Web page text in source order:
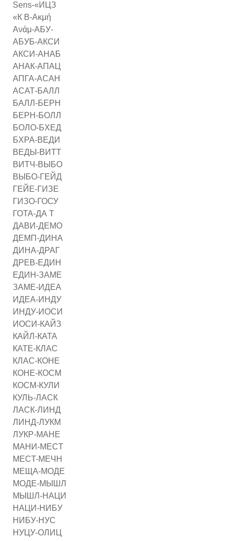
Sens-«ИЦЗ
«К В-Ακμή
Ανάμ-АБУ-
АБУБ-АКСИ
АКСИ-АНАБ
АНАК-АПАЦ
АПГА-АСАН
АСАТ-БАЛЛ
БАЛЛ-БЕРН
БЕРН-БОЛЛ
БОЛО-БХЕД
БХРА-ВЕДИ
ВЕДЫ-ВИТТ
ВИТЧ-ВЫБО
ВЫБО-ГЕЙД
ГЕЙЕ-ГИЗЕ
ГИЗО-ГОСУ
ГОТА-ДА Т
ДАВИ-ДЕМО
ДЕМП-ДИНА
ДИНА-ДРАГ
ДРЕВ-ЕДИН
ЕДИН-ЗАМЕ
ЗАМЕ-ИДЕА
ИДЕА-ИНДУ
ИНДУ-ИОСИ
ИОСИ-КАЙЗ
КАЙЛ-КАТА
КАТЕ-КЛАС
КЛАС-КОНЕ
КОНЕ-КОСМ
КОСМ-КУЛИ
КУЛЬ-ЛАСК
ЛАСК-ЛИНД
ЛИНД-ЛУКМ
ЛУКР-МАНЕ
МАНИ-МЕCT
МЕCT-МЕЧН
МЕЩА-МОДЕ
МОДЕ-МЫШЛ
МЫШЛ-НАЦИ
НАЦИ-НИБУ
НИБУ-НУС
НУЦУ-ОЛИЦ